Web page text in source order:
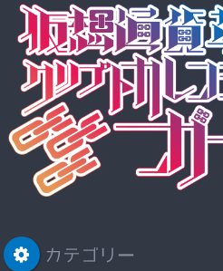
カテゴリー